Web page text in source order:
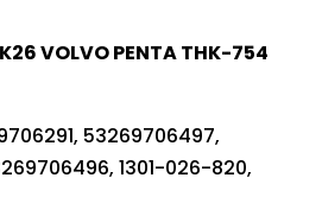
VOLVO PENTA THK-754
53269706497,
1301-026-820,